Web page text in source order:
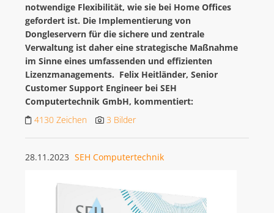
notwendige Flexibilität, wie sie bei Home Offices
gefordert ist. Die Implementierung von
Dongleservern für die sichere und zentrale
Verwaltung ist daher eine strategische Maßnahme
im Sinne eines umfassenden und effizienten
Lizenzmanagements. Felix Heitländer, Senior
Customer Support Engineer bei SEH
Computertechnik GmbH, kommentiert:
4130 Zeichen
3 Bilder
28.11.2023 SEH Computertechnik